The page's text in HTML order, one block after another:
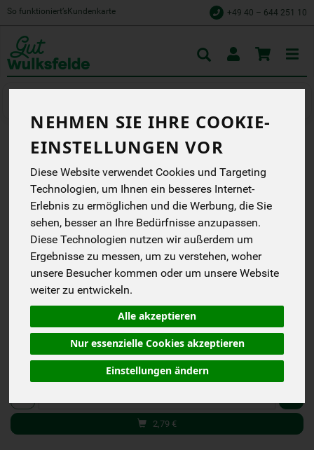
NEHMEN SIE IHRE COOKIE-
EINSTELLUNGEN VOR
Diese Website verwendet Cookies und Targeting
Technologien, um Ihnen ein besseres Internet-
Erlebnis zu ermöglichen und die Werbung, die Sie
sehen, besser an Ihre Bedürfnisse anzupassen.
Diese Technologien nutzen wir außerdem um
Ergebnisse zu messen, um zu verstehen, woher
unsere Besucher kommen oder um unsere Website
weiter zu entwickeln.
Alle akzeptieren
Nur essenzielle Cookies akzeptieren
Einstellungen ändern
So funktioniert’s Kundenkarte +49 40 – 644 251 10
BASENKRÄUTER MIT
WILDKRÄUTERN 20 TB
Ausgewogen, leicht -
Basenfasten für Genießer
Lebensbaum
Handelsklasse--
DE-ÖKO-001
2,79 € * / 30 g
(93,00 € / kg)
inkl. 7% MwSt.
30 g
2,79 €
Toggle
cart